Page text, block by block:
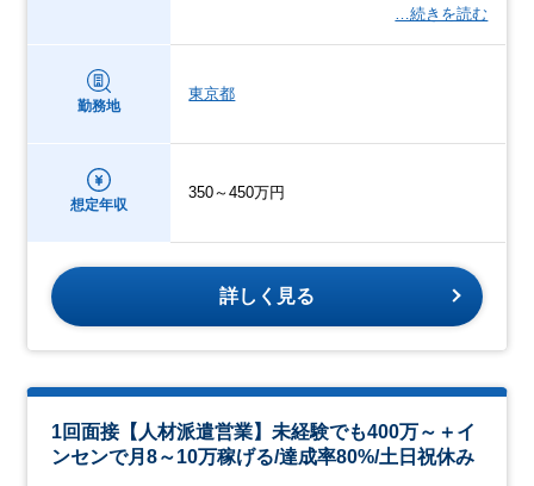
…続きを読む
勤務地
東京都
想定年収
350～450万円
詳しく見る
1回面接【人材派遣営業】未経験でも400万～＋イ
ンセンで月8～10万稼げる/達成率80%/土日祝休み